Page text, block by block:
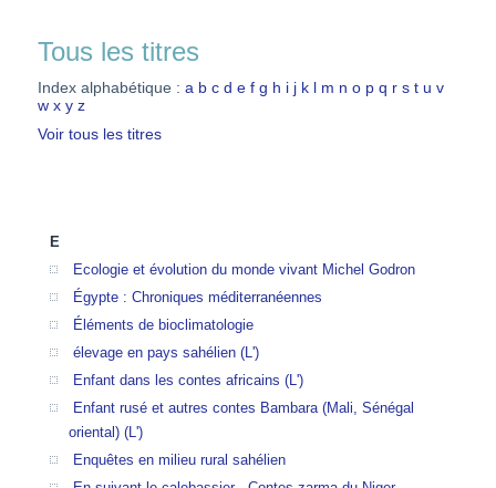
Tous les titres
Index alphabétique :a b c d e f g h i j k l m n o p q r s t u v
w x y z
Voir tous les titres
E
Ecologie et évolution du monde vivant Michel Godron
Égypte : Chroniques méditerranéennes
Éléments de bioclimatologie
élevage en pays sahélien (L')
Enfant dans les contes africains (L')
Enfant rusé et autres contes Bambara (Mali, Sénégal
oriental) (L')
Enquêtes en milieu rural sahélien